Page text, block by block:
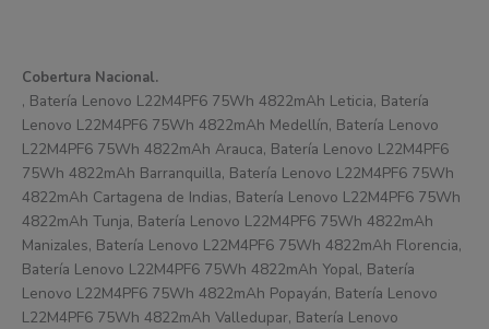
Cobertura Nacional.
, Batería Lenovo L22M4PF6 75Wh 4822mAh Leticia, Batería
Lenovo L22M4PF6 75Wh 4822mAh Medellín, Batería Lenovo
L22M4PF6 75Wh 4822mAh Arauca, Batería Lenovo L22M4PF6
75Wh 4822mAh Barranquilla, Batería Lenovo L22M4PF6 75Wh
4822mAh Cartagena de Indias, Batería Lenovo L22M4PF6 75Wh
4822mAh Tunja, Batería Lenovo L22M4PF6 75Wh 4822mAh
Manizales, Batería Lenovo L22M4PF6 75Wh 4822mAh Florencia,
Batería Lenovo L22M4PF6 75Wh 4822mAh Yopal, Batería
Lenovo L22M4PF6 75Wh 4822mAh Popayán, Batería Lenovo
L22M4PF6 75Wh 4822mAh Valledupar, Batería Lenovo